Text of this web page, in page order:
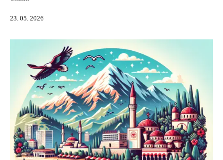
23. 05. 2026